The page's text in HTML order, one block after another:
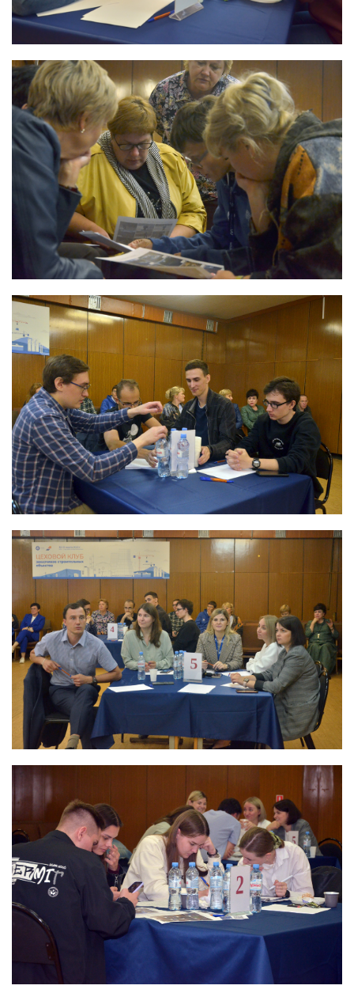
Фотобанк РАДОНА
Филиалы
Московский филиал
НПК – Сергиево-Посадский филиал
Северо-Западный центр по обращению с
радиоактивными отходами «СевРАО»
Дальневосточный центр по обращению с
радиоактивными отходами «ДальРАО»
Приволжский филиал
Уральский филиал
Уральский территориальный округ
Южный территориальный округ
Приволжский территориальный округ
Северо-Западный территориальный округ
Сибирский территориальный округ
Услуги
Контроль и прием РАО и ИИИ от организаций-
поставщиков
Транспортирование РАО
Переработка и кондиционирование РАО
Обеспечение безопасного хранения РАО
Обследование объектов и территорий на соответствие
требованиям радиационной безопасности
Обследование радиоактивно загрязненных и
потенциально радиоактивно загрязненных объектов и
территорий
Проведение оперативных работ по ликвидации
радиационно-аварийных ситуаций
Дезактивация и реабилитация радиоактивно
загрязненных объектов и территорий
Дезактивация радиоактивно загрязненной спецодежды,
защитных средств и оборудования
Радиационно-экологический мониторинг объектов
окружающей среды
Радиационный контроль изделий и материалов
Радиационно-экологическое обследование территорий
отводимых под строительство
Индивидуальный дозиметрический контроль
Испытания и аналитическое обеспечение